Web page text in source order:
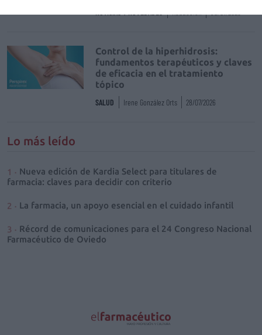
Control de la hiperhidrosis:
fundamentos terapéuticos y claves
de eficacia en el tratamiento
tópico
SALUD Irene González Orts 28/07/2026
Lo más leído
Nueva edición de Kardia Select para titulares de
farmacia: claves para decidir con criterio
La farmacia, un apoyo esencial en el cuidado infantil
Récord de comunicaciones para el 24 Congreso Nacional
Farmacéutico de Oviedo